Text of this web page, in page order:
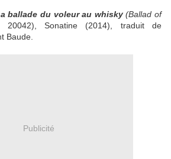
ballade du voleur au whisky (Ballad of
20042), Sonatine (2014), traduit de
Baude.
Publicité